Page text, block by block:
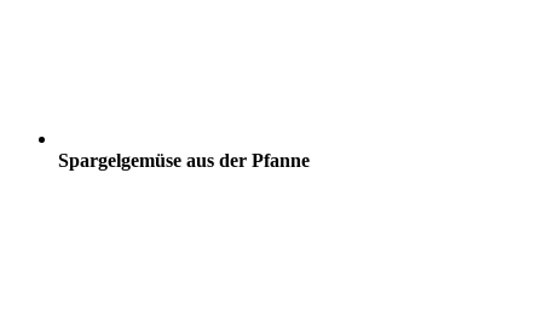
Spargelgemüse aus der Pfanne